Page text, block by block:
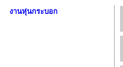
งานหุ่นกระบอก